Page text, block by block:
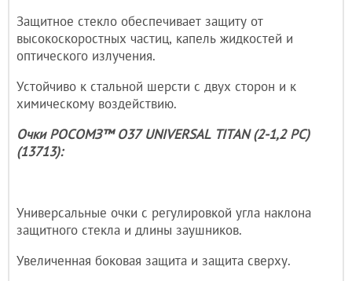
Защитное стекло обеспечивает защиту от
высокоскоростных частиц, капель жидкостей и
оптического излучения.
Устойчиво к стальной шерсти с двух сторон и к
химическому воздействию.
Очки РОСОМЗ™ О37 UNIVERSAL TITAN (2-1,2 PC)
(13713):
Универсальные очки с регулировкой угла наклона
защитного стекла и длины заушников.
Увеличенная боковая защита и защита сверху.